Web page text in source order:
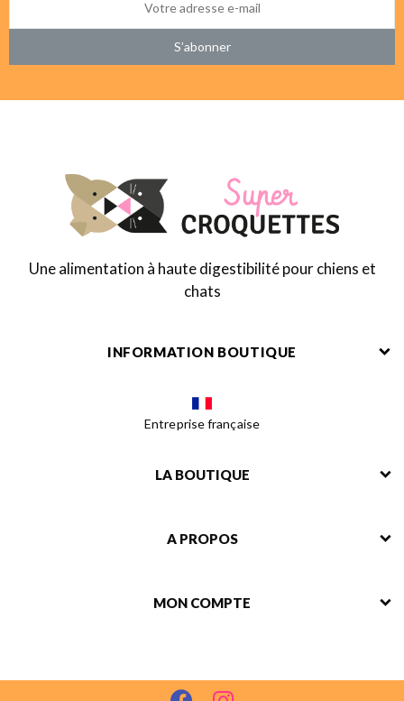
S’abonner
Une alimentation à haute digestibilité pour chiens et
chats
INFORMATION BOUTIQUE
Entreprise française
LA BOUTIQUE
A PROPOS
MON COMPTE